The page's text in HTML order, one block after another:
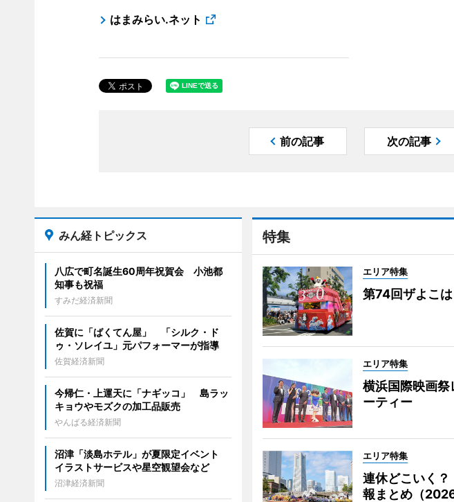
はまみらい.ネット
前の記事 次の記事
特集
エリア特集
第74回ザよこ
エリア特集
横浜国際映画
ーティー
エリア特集
連休どこいく
報まとめ（2026
みん経トピックス
八広で町名誕生60周年祝賀会 小池都
知事も祝福
すみだ経済新聞
佐賀に「ばくてん屋」 「シルク・ド
ゥ・ソレイユ」元パフォーマーが指導
佐賀経済新聞
今帰仁・上運天に「ナギッコ」 島ラッ
キョウやモズクの加工品販売
やんばる経済新聞
沼津「淡島ホテル」が夏限定イベント
イラストサービスや星空観望会など
沼津経済新聞